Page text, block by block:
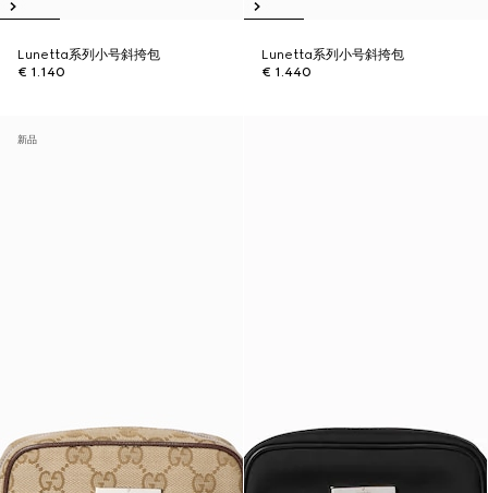
Lunetta系列小号斜挎包
€ 1.140
Lunetta系列小号斜挎包
€ 1.440
新品